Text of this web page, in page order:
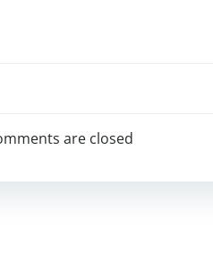
are closed